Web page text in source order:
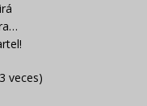
veces)